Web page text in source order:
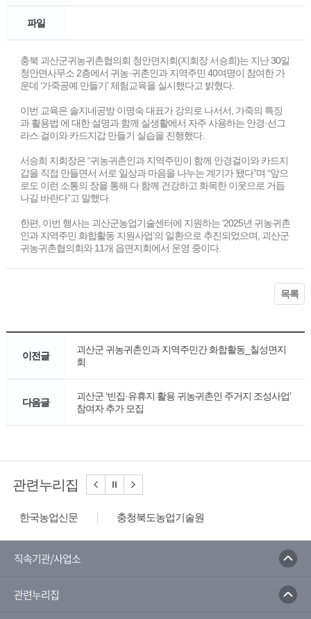
파일
충북 괴산군귀농귀촌협의회 청안면지회(지회장 서승희)는 지난 30일
청안면사무소 2층에서 귀농·귀촌인과 지역주민 40여명이 참여한 가
운데 ‘가죽공예 만들기’ 체험교육을 실시했다고 밝혔다.
이번 교육은 솔지네공방 이명숙 대표가 강의로 나서서, 가죽의 특징
과 활용법 에 대한 설명과 함께 실생활에서 자주 사용하는 안경·선그
라스 걸이와 카드지갑 만들기 실습을 진행했다.
서승희 지회장은 “귀농귀촌인과 지역주민이 함께 안경걸이와 카드지
갑을 직접 만들면서 서로 일상과 마음을 나누는 계기가 됐다”며 “앞으
로도 이런 소통의 장을 통해 다 함께 건강하고 화목한 이웃으로 거듭
나길 바란다”고 말했다.
한편, 이번 행사는 괴산군농업기술센터에 지원하는 ‘2025년 귀농귀촌
인과 지역주민 화합활동 지원사업’의 일환으로 추진되었으며, 괴산군
귀농귀촌협의회와 11개 읍면지회에서 운영 중이다.
목록
이전글
괴산군 귀농귀촌인과 지역주민간 화합활동_칠성면지
회
다음글
괴산군 ‘빈집·유휴지 활용 귀농귀촌인 주거지 조성사업’
참여자 추가 모집
관련누리집
한국농업신문
충청북도농업기술원
한국농수산식품유통공사
농촌진흥청 전자민원 포털서비스
직속기관/사업소
관련누리집